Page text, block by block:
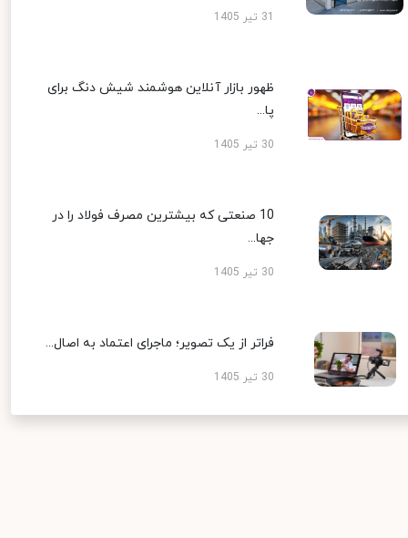
ظهور بازار آنلاین هوشمند شیش دنگ برای
پا...
30 تیر 1405
10 صنعتی که بیشترین مصرف فولاد را در
جها...
30 تیر 1405
فراتر از یک تصویر؛ ماجرای اعتماد به اصال...
30 تیر 1405